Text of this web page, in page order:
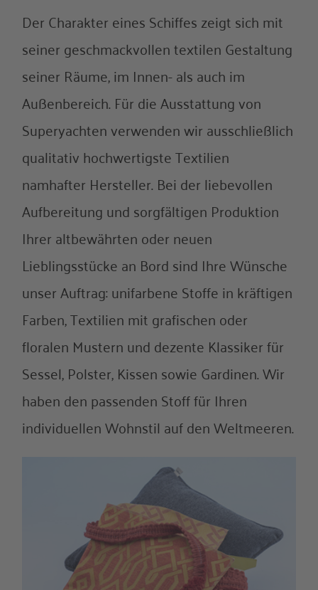
Manufaktur
Über uns
Referenzen
Der Charakter eines Schiffes zeigt sich mit
seiner geschmackvollen textilen Gestaltung
seiner Räume, im Innen- als auch im
Außenbereich. Für die Ausstattung von
Superyachten verwenden wir ausschließlich
qualitativ hochwertigste Textilien
namhafter Hersteller. Bei der liebevollen
Aufbereitung und sorgfältigen Produktion
Ihrer altbewährten oder neuen
Lieblingsstücke an Bord sind Ihre Wünsche
unser Auftrag: unifarbene Stoffe in kräftigen
Farben, Textilien mit grafischen oder
floralen Mustern und dezente Klassiker für
Sessel, Polster, Kissen sowie Gardinen. Wir
haben den passenden Stoff für Ihren
individuellen Wohnstil auf den Weltmeeren.